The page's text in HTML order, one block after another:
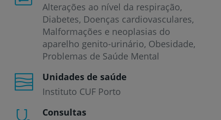
Alterações ao nível da respiração
Diabetes Doenças cardiovasculares
Malformações e neoplasias do
aparelho genito-urinário Obesidade
Problemas de Saúde Mental
Unidades de saúde
Instituto CUF Porto
Consultas